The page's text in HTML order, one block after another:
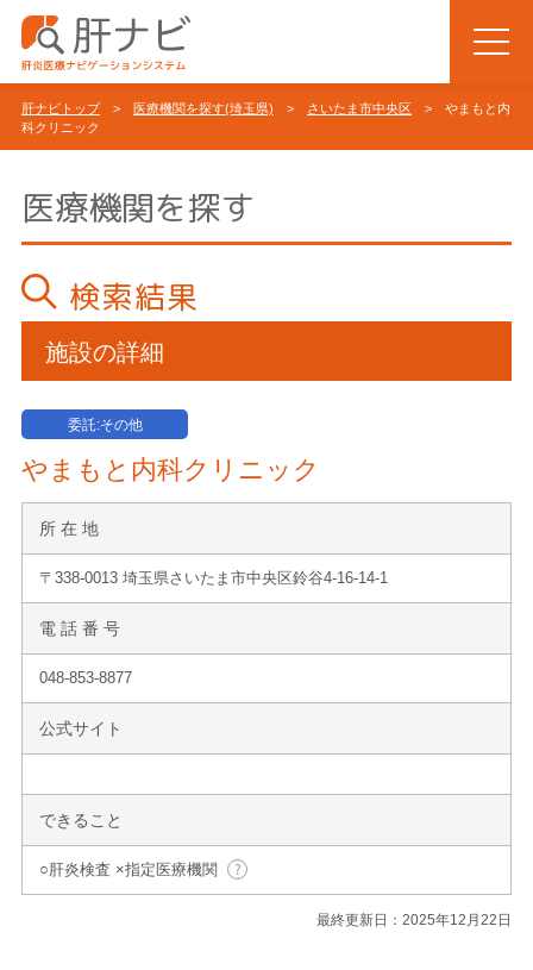
肝ナビトップ> 医療機関を探す(埼玉県) > さいたま市中央区 > やまもと内
科クリニック
医療機関を探す
検索結果
施設の詳細
委託:その他
やまもと内科クリニック
所 在 地
〒338-0013 埼玉県さいたま市中央区鈴谷4-16-14-1
電 話 番 号
048-853-8877
公式サイト
できること
○肝炎検査 ×指定医療機関
最終更新日：2025年12月22日